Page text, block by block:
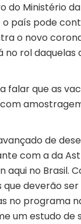
Ministério da
o país pode
o novo
no rol daquelas
falar que as
de
com a da
aqui no Brasil.
deverão ser
no programa
um estudo de